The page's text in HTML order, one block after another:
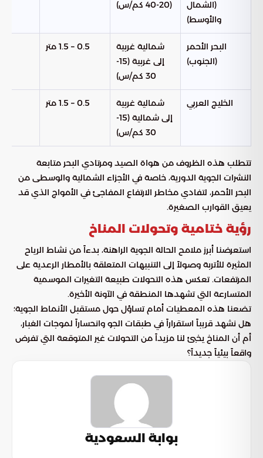
(الشمال
والأوسط)
(20-40 كم/س)
البحر الأحمر
(الجنوب)
شمالية غربية
إلى غربية (15-
30 كم/س)
0.5 – 1.5 متر
الخليج العربي
شمالية غربية
إلى شمالية (15-
30 كم/س)
0.5 – 1.5 متر
تتطلب هذه الظروف من هواة الصيد ومرتادي البحر متابعة
النشرات الجوية الدورية، خاصة في الأجزاء الشمالية والوسطى من
البحر الأحمر، لتفادي مخاطر الارتفاع المفاجئ في الأمواج الذي قد
يعيق القوارب الصغيرة.
رؤية ختامية وتحولات المناخ
استعرضنا أبرز ملامح الحالة الجوية الراهنة، بدءاً من نشاط الرياح
المثيرة للأتربة وصولاً إلى التنبيهات المتعلقة بالأمطار الرعدية على
المرتفعات. تعكس هذه التحولات طبيعة التغيرات الموسمية
المتسارعة التي تشهدها المنطقة في الآونة الأخيرة.
تضعنا هذه المعطيات أمام تساؤل حول مستقبل الأنماط الجوية؛
هل نشهد قريباً استقراراً في طبقات الجو وانحساراً لموجات الغبار،
أم أن المناخ يخبئ لنا مزيداً من التحولات غير المتوقعة التي تفرض
واقعاً بيئياً جديداً؟
بوابة السعودية